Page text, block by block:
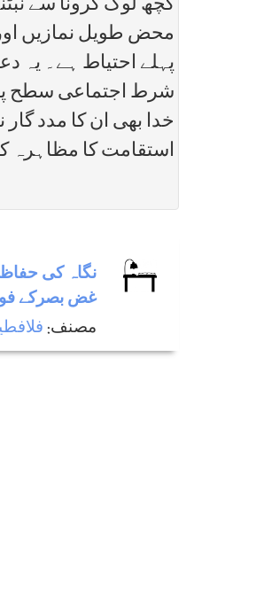
کچھ لوگ کرونا سے
محض طویل نمازیں
پہلے احتیاط ہے۔ یہ
شرط اجتماعی سطح پر
خدا بھی ان کا مدد
استقامت کا مظاہرہ
نگاہ كی
غض بصركے
مصنف: